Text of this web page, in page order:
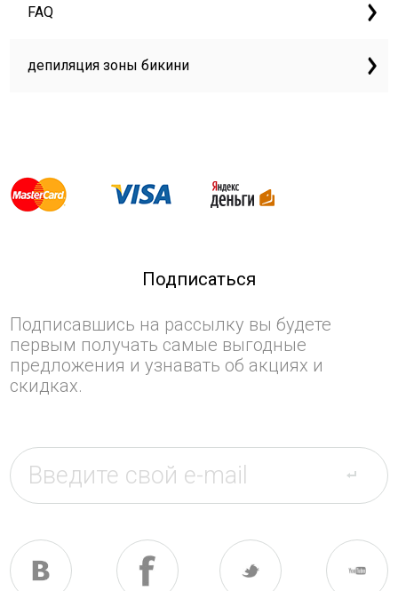
FAQ
депиляция зоны бикини
Подписаться
Подписавшись на рассылку вы будете
первым получать самые выгодные
предложения и узнавать об акциях и
скидках.